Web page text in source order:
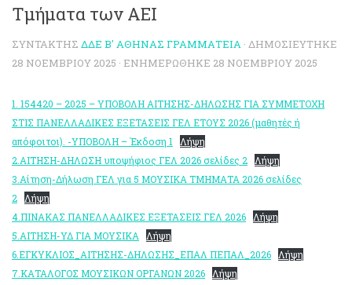
Τμήματα των ΑΕΙ
ΣΥΝΤΆΚΤΗΣ ΔΔΕ Β' ΑΘΉΝΑΣ ΓΡΑΜΜΑΤΕΊΑ · ΔΗΜΟΣΙΕΎΤΗΚΕ
28 ΝΟΕΜΒΡΊΟΥ 2025 · ΕΝΗΜΕΡΏΘΗΚΕ 28 ΝΟΕΜΒΡΊΟΥ 2025
1. 154420 – 2025 – ΥΠΟΒΟΛΗ ΑΙΤΗΣΗΣ-ΔΗΛΩΣΗΣ ΓΙΑ ΣΥΜΜΕΤΟΧΗ
ΣΤΙΣ ΠΑΝΕΛΛΑΔΙΚΕΣ ΕΞΕΤΑΣΕΙΣ ΓΕΛ ΕΤΟΥΣ 2026 (μαθητές ή
απόφοιτοι). -ΥΠΟΒΟΛΗ – Έκδοση 1
Λήψη
2.ΑΙΤΗΣΗ-ΔΗΛΩΣΗ υποψήφιος ΓΕΛ 2026 σελίδες 2
Λήψη
3.Αίτηση-Δήλωση ΓΕΛ για 5 ΜΟΥΣΙΚΑ ΤΜΗΜΑΤΑ 2026 σελίδες
2
Λήψη
4.ΠΙΝΑΚΑΣ ΠΑΝΕΛΛΑΔΙΚΕΣ ΕΞΕΤΑΣΕΙΣ ΓΕΛ 2026
Λήψη
5.ΑΙΤΗΣΗ-ΥΔ ΓΙΑ ΜΟΥΣΙΚΑ
Λήψη
6.ΕΓΚΥΚΛΙΟΣ_ΑΙΤΗΣΗΣ-ΔΗΛΩΣΗΣ_ΕΠΑΛ ΠΕΠΑΛ_2026
Λήψη
7.ΚΑΤΑΛΟΓΟΣ ΜΟΥΣΙΚΩΝ ΟΡΓΑΝΩΝ 2026
Λήψη